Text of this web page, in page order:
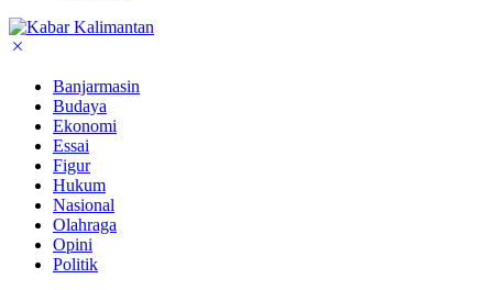
Banjarmasin
Budaya
Ekonomi
Essai
Figur
Hukum
Nasional
Olahraga
Opini
Politik